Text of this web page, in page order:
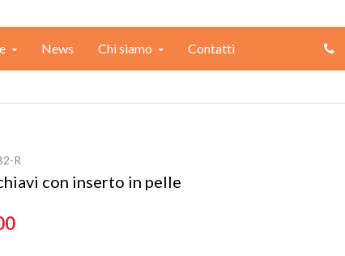
News Chi siamo Contatti
R
con inserto in pelle